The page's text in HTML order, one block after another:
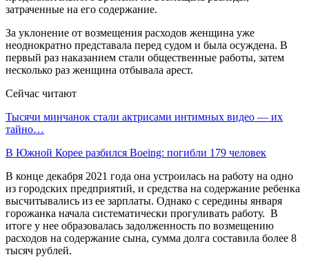
затраченные на его содержание.
За уклонение от возмещения расходов женщина уже
неоднократно представала перед судом и была осуждена. В
первый раз наказанием стали общественные работы, затем
несколько раз женщина отбывала арест.
Сейчас читают
Тысячи минчанок стали актрисами интимных видео — их
тайно…
В Южной Корее разбился Boeing: погибли 179 человек
В конце декабря 2021 года она устроилась на работу на одно
из городских предприятий, и средства на содержание ребенка
высчитывались из ее зарплаты. Однако с середины января
горожанка начала систематически прогуливать работу. В
итоге у нее образовалась задолженность по возмещению
расходов на содержание сына, сумма долга составила более 8
тысяч рублей.